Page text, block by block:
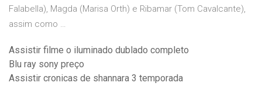
Falabella), Magda (Marisa Orth) e Ribamar (Tom Cavalcante),
assim como …
Assistir filme o iluminado dublado completo
Blu ray sony preço
Assistir cronicas de shannara 3 temporada